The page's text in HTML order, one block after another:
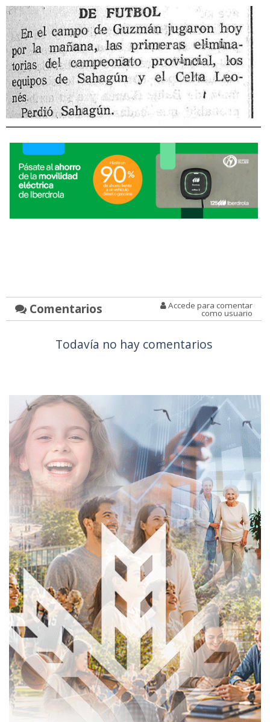
Comentarios Accede para comentar
como usuario
Todavía no hay comentarios